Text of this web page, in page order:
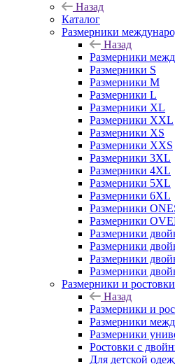
Назад
Каталог
Размерники
Назад
Размерники
Размерники S
Размерники M
Размерники L
Размерники XL
Размерники XXL
Размерники XS
Размерники XXS
Размерники 3XL
Размерники 4XL
Размерники 5XL
Размерники 6XL
Размерники
Размерники
Размерники
Размерники
Размерники
Размерники
Размерники и ростовки
Назад
Размерники и
Размерники
Размерники
Ростовки с
Для детской